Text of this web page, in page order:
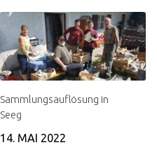
Sammlungsauflösung in
Seeg
14. MAI 2022